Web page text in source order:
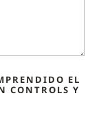
EL
CONTROLS Y